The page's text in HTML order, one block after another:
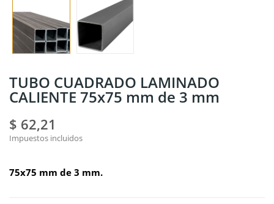
TUBO CUADRADO LAMINADO
CALIENTE 75x75 mm de 3 mm
$ 62,21
Impuestos incluidos
75x75 mm de 3 mm.